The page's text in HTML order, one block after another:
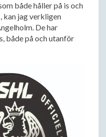
både håller på is och
kan jag verkligen
De har
både på och utanför